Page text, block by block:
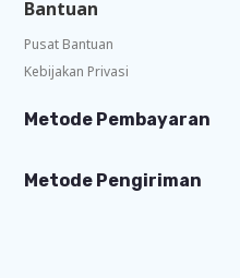
Bantuan
Pusat Bantuan
Kebijakan Privasi
Metode Pembayaran
Metode Pengiriman